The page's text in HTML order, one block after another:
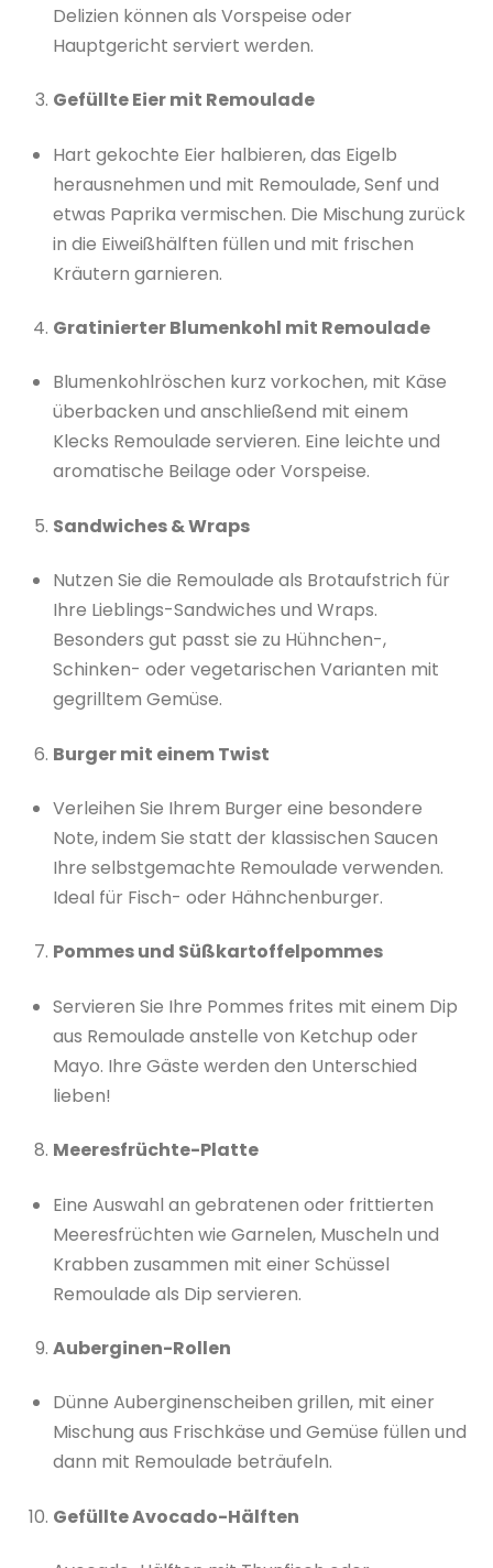
Delizien können als Vorspeise oder
Hauptgericht serviert werden.
Gefüllte Eier mit Remoulade
Hart gekochte Eier halbieren, das Eigelb
herausnehmen und mit Remoulade, Senf und
etwas Paprika vermischen. Die Mischung zurück
in die Eiweißhälften füllen und mit frischen
Kräutern garnieren.
Gratinierter Blumenkohl mit Remoulade
Blumenkohlröschen kurz vorkochen, mit Käse
überbacken und anschließend mit einem
Klecks Remoulade servieren. Eine leichte und
aromatische Beilage oder Vorspeise.
Sandwiches & Wraps
Nutzen Sie die Remoulade als Brotaufstrich für
Ihre Lieblings-Sandwiches und Wraps.
Besonders gut passt sie zu Hühnchen-,
Schinken- oder vegetarischen Varianten mit
gegrilltem Gemüse.
Burger mit einem Twist
Verleihen Sie Ihrem Burger eine besondere
Note, indem Sie statt der klassischen Saucen
Ihre selbstgemachte Remoulade verwenden.
Ideal für Fisch- oder Hähnchenburger.
Pommes und Süßkartoffelpommes
Servieren Sie Ihre Pommes frites mit einem Dip
aus Remoulade anstelle von Ketchup oder
Mayo. Ihre Gäste werden den Unterschied
lieben!
Meeresfrüchte-Platte
Eine Auswahl an gebratenen oder frittierten
Meeresfrüchten wie Garnelen, Muscheln und
Krabben zusammen mit einer Schüssel
Remoulade als Dip servieren.
Auberginen-Rollen
Dünne Auberginenscheiben grillen, mit einer
Mischung aus Frischkäse und Gemüse füllen und
dann mit Remoulade beträufeln.
Gefüllte Avocado-Hälften